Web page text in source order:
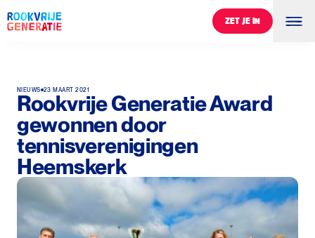
ZET JE IN
ZET JE IN
NIEUWS 23 MAART 2021
Rookvrije Generatie Award
gewonnen door
tennisverenigingen
Heemskerk